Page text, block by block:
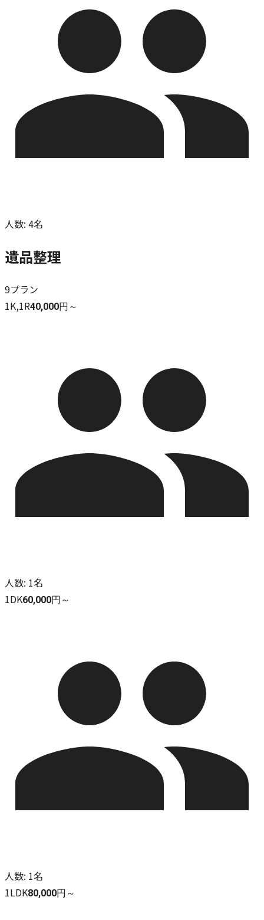
人数: 4名
遺品整理
9プラン
1K,1R40,000円～
人数: 1名
1DK60,000円～
人数: 1名
1LDK80,000円～